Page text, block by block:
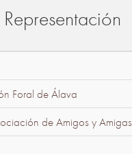
Foral de Álava
de Amigos y